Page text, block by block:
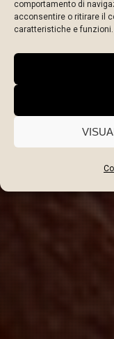
comportamento di
acconsentire o ritirare il
caratteristiche e funzioni.